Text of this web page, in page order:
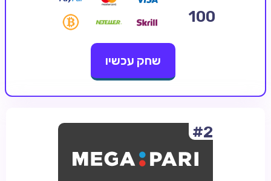
בונוסים בקזינו אונליין
100
שחק עכשיו
#2